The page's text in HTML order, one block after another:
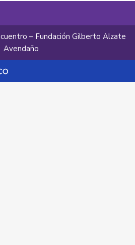
– Fundación Gilberto Alzate
Avendaño